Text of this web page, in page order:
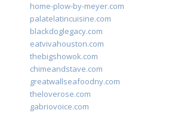
home-plow-by-meyer.com
palatelatincuisine.com
blackdoglegacy.com
eatvivahouston.com
thebigshowok.com
chimeandstave.com
greatwallseafoodny.com
theloverose.com
gabriovoice.com